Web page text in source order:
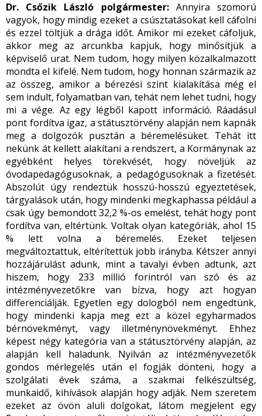
Dr. Csőzik László polgármester:Annyira szomorú
vagyok, hogy mindig ezeket a csúsztatásokat kell cáfolni
és ezzel töltjük a drága időt. Amikor mi ezeket cáfoljuk,
akkor meg az arcunkba kapjuk, hogy minősítjük a
képviselő urat. Nem tudom, hogy milyen közalkalmazott
mondta el kifelé. Nem tudom, hogy honnan származik az
az összeg, amikor a bérezési szint kialakítása még el
sem indult, folyamatban van, tehát nem lehet tudni, hogy
mi a vége. Az egy légből kapott információ. Ráadásul
pont fordítva igaz, a státusztörvény alapján nem kapnák
meg a dolgozók pusztán a béremelésüket. Tehát itt
nekünk át kellett alakítani a rendszert, a Kormánynak az
egyébként helyes törekvését, hogy növeljük az
óvodapedagógusoknak, a pedagógusoknak a fizetését.
Abszolút úgy rendeztük hosszú-hosszú egyeztetések,
tárgyalások után, hogy mindenki megkaphassa például a
csak úgy bemondott 32,2 %-os emelést, tehát hogy pont
fordítva van, eltértünk. Voltak olyan kategóriák, ahol 15
% lett volna a béremelés. Ezeket teljesen
megváltoztattuk, eltérítettük jobb irányba. Kétszer annyi
hozzájárulást adunk, mint a tavalyi évben adtunk, azt
hiszem, hogy 233 millió forintról van szó és az
intézményvezetőkre van bízva, hogy azt hogyan
differenciálják. Egyetlen egy dologból nem engedtünk,
hogy mindenki kapja meg ezt a közel egyharmados
bérnövekményt, vagy illetménynövekményt. Ehhez
képest négy kategória van a státusztörvény alapján, az
alapján kell haladunk. Nyilván az intézményvezetők
gondos mérlegelés után el fogják dönteni, hogy a
szolgálati évek száma, a szakmai felkészültség,
munkaidő, kihívások alapján hogy adják. Nem szeretem
ezeket az övön aluli dolgokat, látom megjelent egy